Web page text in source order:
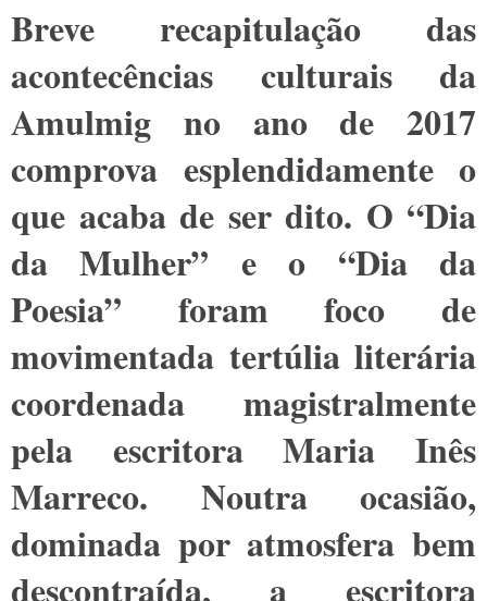
Breve recapitulação das
acontecências culturais da
Amulmig no ano de 2017
comprova esplendidamente o
que acaba de ser dito. O “Dia
da Mulher” e o “Dia da
Poesia” foram foco de
movimentada tertúlia literária
coordenada magistralmente
pela escritora Maria Inês
Marreco. Noutra ocasião,
dominada por atmosfera bem
descontraída, a escritora